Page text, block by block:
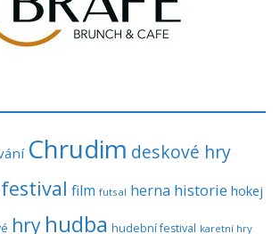
Chrudim deskové hry
festival film futsal herna historie hokej
hry hudba hudební festival karetní hry